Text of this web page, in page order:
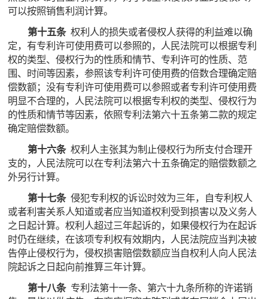
可以按照销售利润计算。
第十五条权利人的损失或者侵权人获得的利益难以确
定，有专利许可使用费可以参照的，人民法院可以根据专利
权的类型、侵权行为的性质和情节、专利许可的性质、范
围、时间等因素，参照该专利许可使用费的倍数合理确定赔
偿数额；没有专利许可使用费可以参照或者专利许可使用费
明显不合理的，人民法院可以根据专利权的类型、侵权行为
的性质和情节等因素，依照专利法第六十五条第二款的规定
确定赔偿数额。
第十六条权利人主张其为制止侵权行为所支付合理开
支的，人民法院可以在专利法第六十五条确定的赔偿数额之
外另行计算。
第十七条侵犯专利权的诉讼时效为三年，自专利权人
或者利害关系人知道或者应当知道权利受到损害以及义务人
之日起计算。权利人超过三年起诉的，如果侵权行为在起诉
时仍在继续，在该项专利权有效期内，人民法院应当判决被
告停止侵权行为，侵权损害赔偿数额应当自权利人向人民法
院起诉之日起向前推算三年计算。
第十八条 专利法第十一条、第六十九条所称的许诺销